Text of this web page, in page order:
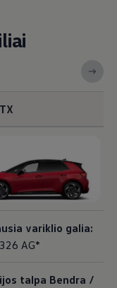
variklio galia:
AG*
talpa Bendra /